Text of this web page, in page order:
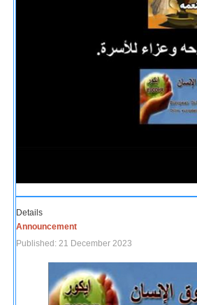
Details
Announcement
Published: 21 December 2023